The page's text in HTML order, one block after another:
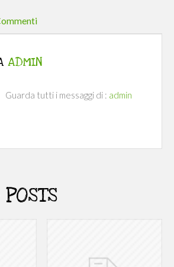
ADMIN
Guarda tutti i messaggi di : admin